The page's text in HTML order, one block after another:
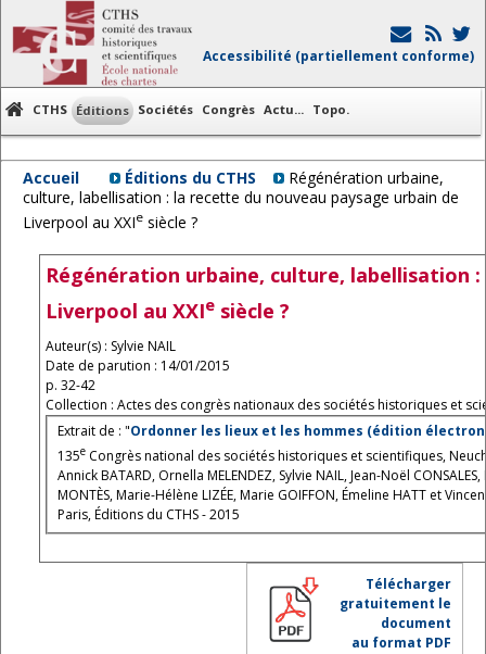
Accessibilité (partiellement conforme)
CTHS Éditions Sociétés Congrès Actu... Topo.
Accueil Éditions du CTHS
Régénération urbaine,
culture, labellisation : la recette du nouveau paysage urbain de
Liverpool au XXIe siècle ?
Régénération urbaine, culture, labellisation
Liverpool au XXIe siècle ?
Auteur(s) : Sylvie NAIL
Date de parution : 14/01/2015
p. 32-42
Collection : Actes des congrès nationaux des sociétés historiques et
Extrait de : "Ordonner les lieux et les hommes (édition
135e Congrès national des sociétés historiques et scientifiques,
Annick BATARD, Ornella MELENDEZ, Sylvie NAIL, Jean-Noël
MONTÈS, Marie-Hélène LIZÉE, Marie GOIFFON, Émeline HATT et
Paris, Éditions du CTHS - 2015
Télécharger
gratuitement le
document
au format PDF